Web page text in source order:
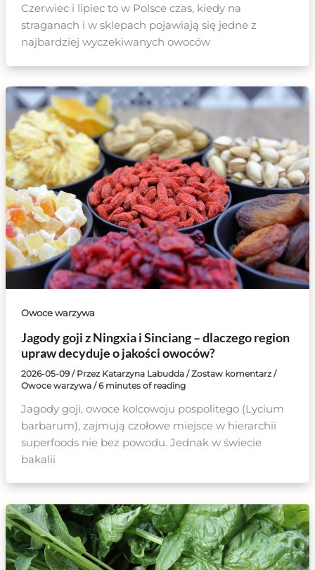
Czerwiec i lipiec to w Polsce czas, kiedy na
straganach i w sklepach pojawiają się jedne z
najbardziej wyczekiwanych owoców
Owoce warzywa
Jagody goji z Ningxia i Sinciang – dlaczego region
upraw decyduje o jakości owoców?
2026-05-09/ Przez Katarzyna Labudda /Zostaw komentarz /
Owoce warzywa/6 minutes of reading
Jagody goji, owoce kolcowoju pospolitego (Lycium
barbarum), zajmują czołowe miejsce w hierarchii
superfoods nie bez powodu. Jednak w świecie
bakalii